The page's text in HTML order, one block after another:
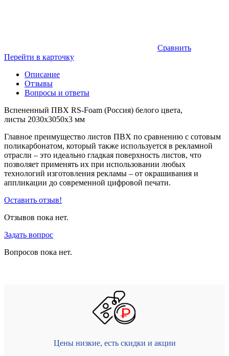
Сравнить
Перейти в карточку
Описание
Отзывы
Вопросы и ответы
Вспененный ПВХ RS-Foam (Россия) белого цвета,
листы 2030x3050x3 мм
Главное преимущество листов ПВХ по сравнению с сотовым
поликарбонатом, который также используется в рекламной
отрасли – это идеально гладкая поверхность листов, что
позволяет применять их при использовании любых
технологий изготовления рекламы – от окрашивания и
аппликации до современной цифровой печати.
Оставить отзыв!
Отзывов пока нет.
Задать вопрос
Вопросов пока нет.
Цены низкие, есть скидки и акции